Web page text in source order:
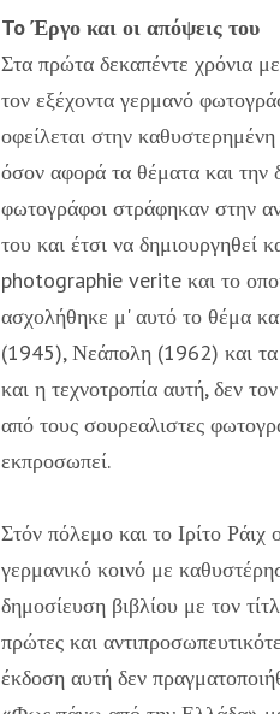
To Έργο και οι απόψεις του
Στα πρώτα δεκαπέντε χρόνια
τον εξέχοντα γερμανό
οφείλεται στην
όσον αφορά τα θέματα και την
φωτογράφοι στράφηκαν στην
του και έτσι να
photographie verite και το
ασχολήθηκε μ' αυτό το θέμα
(1945), Νεάπολη (1962) και τα
και η τεχνοτροπία αυτή, δεν
από τους σουρεαλιστες
εκπροσωπεί.
Στόν πόλεμο και το Ιρίτο
γερμανικό κοινό με
δημοσίευση βιβλίου με τον
πρώτες και
έκδοση αυτή δεν